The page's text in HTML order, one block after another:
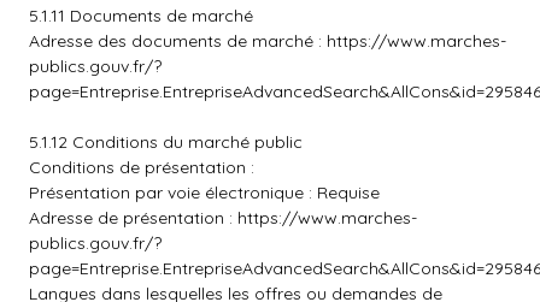
5.1.11 Documents de marché
Adresse des documents de marché : https://www.marches-
publics.gouv.fr/?
5.1.12 Conditions du marché public
Conditions de présentation :
Présentation par voie électronique : Requise
Adresse de présentation : https://www.marches-
publics.gouv.fr/?
Langues dans lesquelles les offres ou demandes de